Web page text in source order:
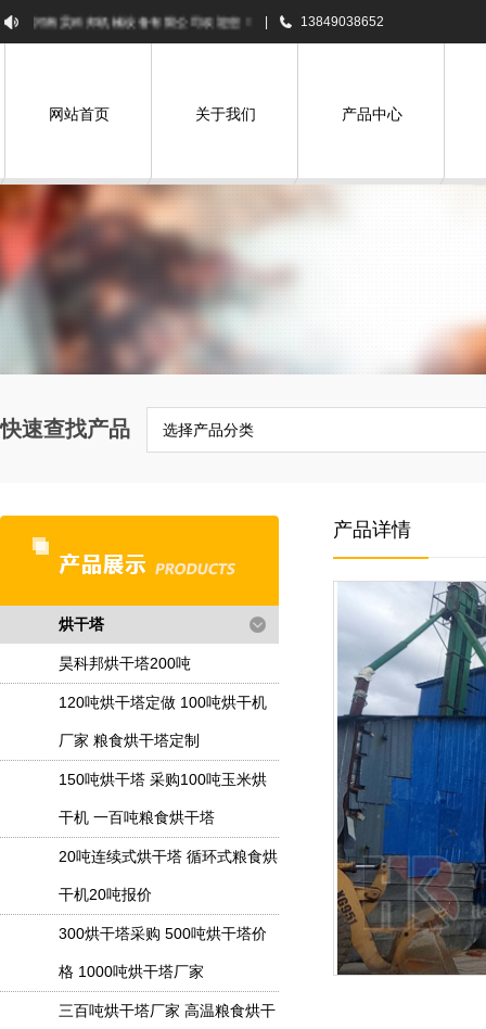
南昊科邦机械设备有限公司欢迎您！ 13849038652
网站首页 关于我们 产品中心
快速查找产品 选择产品分类
烘干塔
昊科邦烘干塔200吨
120吨烘干塔定做 100吨烘干机
厂家 粮食烘干塔定制
150吨烘干塔 采购100吨玉米烘
干机 一百吨粮食烘干塔
20吨连续式烘干塔 循环式粮食烘
干机20吨报价
300烘干塔采购 500吨烘干塔价
格 1000吨烘干塔厂家
三百吨烘干塔厂家 高温粮食烘干
产品详情